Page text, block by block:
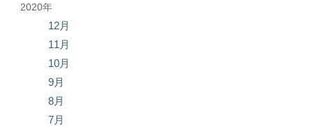
2020年
12月
11月
10月
9月
8月
7月